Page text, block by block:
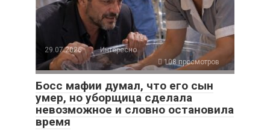
29.07.2026
Интересно
108 просмотров
Босс мафии думал, что его сын
умер, но уборщица сделала
невозможное и словно остановила
время